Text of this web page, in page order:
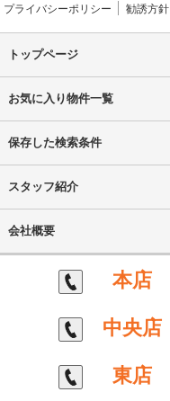
プライバシーポリシー
勧誘方針
トップページ
お気に入り物件一覧
保存した検索条件
スタッフ紹介
会社概要
本店
中央店
東店